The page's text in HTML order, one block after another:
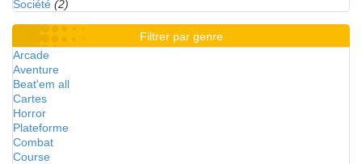
Société (2)
Filtrer par genre
Arcade
Aventure
Beat'em all
Cartes
Horror
Plateforme
Combat
Course